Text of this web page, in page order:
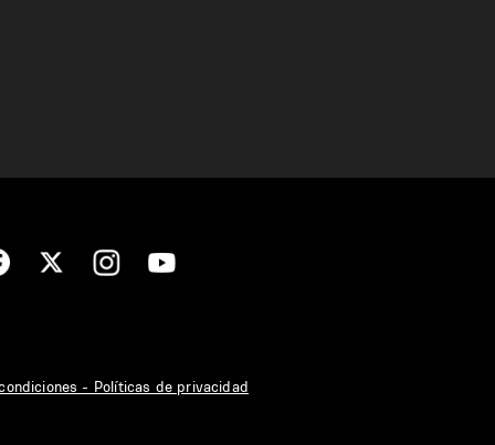
- Políticas de privacidad